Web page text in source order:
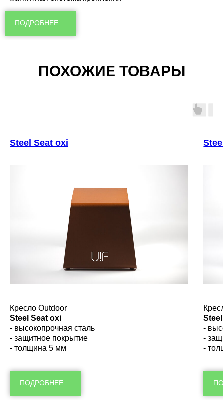
ПОДРОБНЕЕ ...
ПОХОЖИЕ ТОВАРЫ
Steel Seat oxi
Кpесло Outdoor
Steel Seat oxi
- высокопрочная сталь
- защитное покрытие
- толщина 5 мм
ПОДРОБНЕЕ ...
-
-
-